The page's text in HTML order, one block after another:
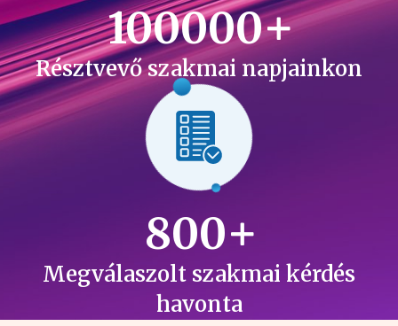
100000
Résztvevő szakmai napjainkon
800
Megválaszolt szakmai kérdés
havonta